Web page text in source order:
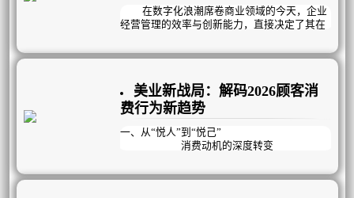
与此同时，人员不稳定成为悬在门店头上
的达摩克利斯之剑：老员工资历深但动力不
疲惫不堪，稍有风吹草动就选择离开。而最直
持续下滑，到店后也多是“躺平式消费”，流失
率逐年攀升，复购率跌入谷底，利润率一路向
下，门店经营举步维艰。
在数字化浪潮席卷商业领域的今天，企业
经营管理的效率与创新能力，直接决定了其在
决方案、私人定制的盈利模式与高效落地的执
行体系，成为众多企业实现业绩突破、管理升
级的核心伙伴。
美业新战局：解码2026顾客消
费行为新趋势
一、从“悦人”到“悦己”
消费动机的深度转变
在2026年的美业市场，消费者的核心动机